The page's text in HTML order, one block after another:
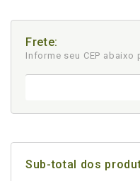
Frete:
Informe seu CEP abaixo
Sub-total dos